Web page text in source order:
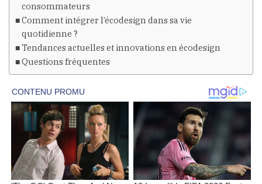
consommateurs
Comment intégrer l’écodesign dans sa vie
quotidienne ?
Tendances actuelles et innovations en écodesign
Questions fréquentes